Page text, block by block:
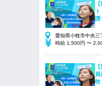
護
愛知県小牧市中央三
時給 1,500円 〜
牧